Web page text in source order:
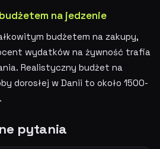
na jedzenie
budżetem na zakupy,
wydatków na żywność trafia
Realistyczny budżet na
dorosłej w Danii to około 1500-
pytania